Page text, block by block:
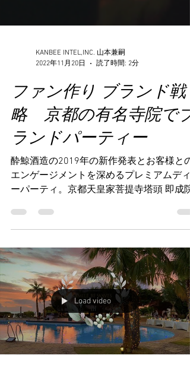
KANBEE INTEL,INC. 山本兼嗣
2022年11月20日
読了時間: 2分
ファン作り ブランド戦
略 京都の有名寺院でブ
ランドパーティー
エンゲージメントを深めるプレミアムディ
ーパーティ。京都天皇家菩提寺塔頭 即成院
にて開催。 京都の御寺を舞台に行われた日
本酒を楽しむための全く新しいシーンを提
案。2019 SUIGEI DRUNKEN WHALE
BANQUET。 ​ 酔鯨酒造様主催のファンイベ
トSUIGEI ESL EVENTの中でも最大のイベン
SUIGEI PREMIUM DINNER PARTY DRUNKEN